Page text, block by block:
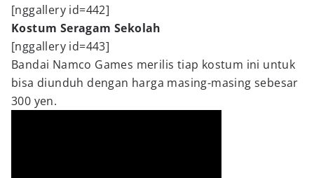
[nggallery id=442]
Kostum Seragam Sekolah
[nggallery id=443]
Bandai Namco Games merilis tiap kostum ini untuk
bisa diunduh dengan harga masing-masing sebesar
300 yen.